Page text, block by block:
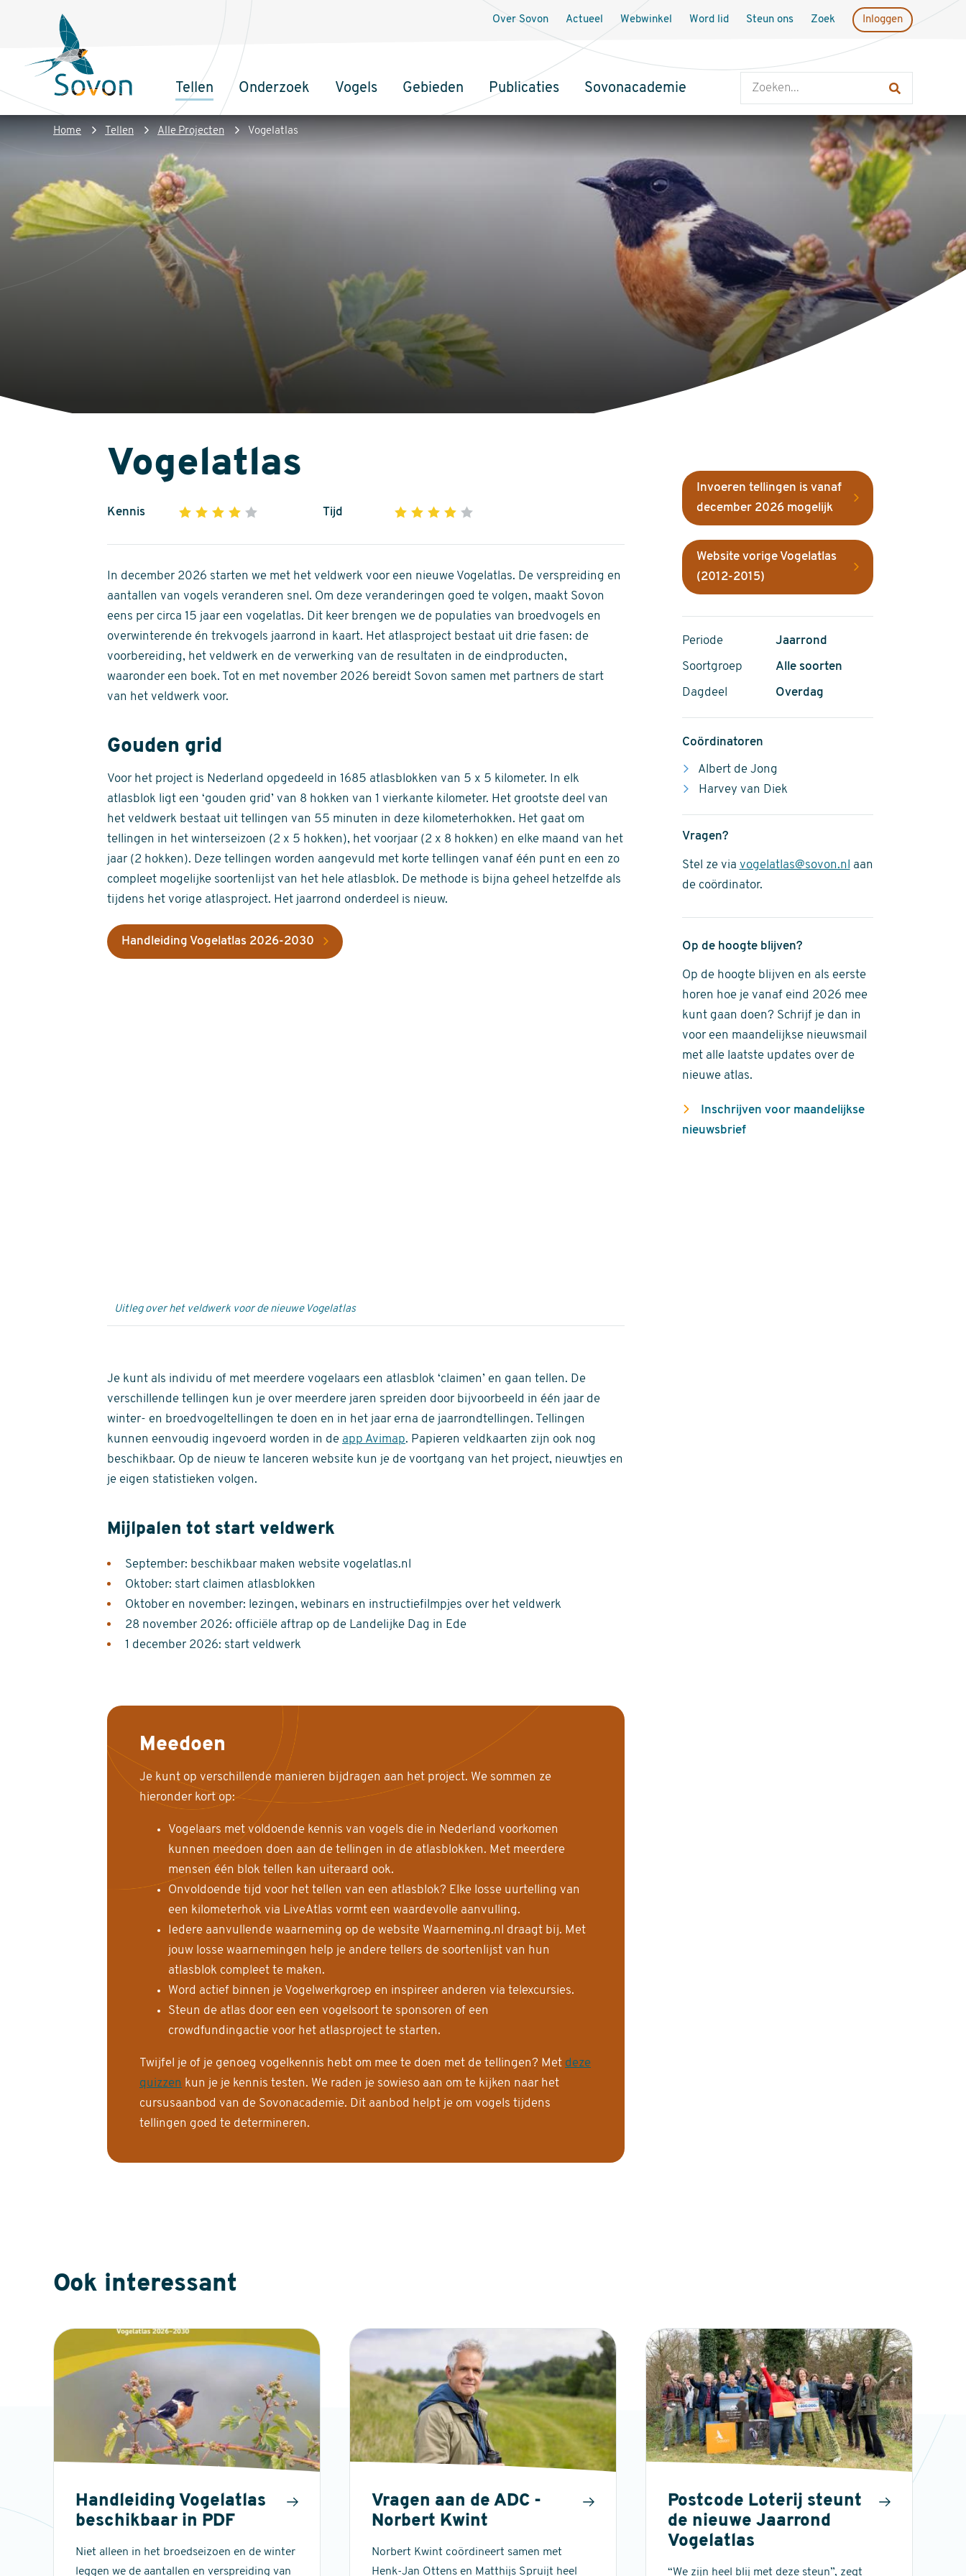
inhoud
Sovon
Homepage
Hoofdnavigatie
Tellen Onderzoek Vogels Gebieden Publicaties Sovonacademie
Over Sovon Actueel Webwinkel Word lid Steun ons Zoek Inloggen
Kruimelpad
Home Tellen Alle Projecten Vogelatlas
Vogelatlas
Kennis 1 2 3 4
of
5
stars
Tijd 1 2 3 4
of
5
stars
In december 2026 starten we met het veldwerk voor een nieuwe Vogelatlas. De verspreiding en
aantallen van vogels veranderen snel. Om deze veranderingen goed te volgen, maakt Sovon
eens per circa 15 jaar een vogelatlas. Dit keer brengen we de populaties van broedvogels en
overwinterende én trekvogels jaarrond in kaart. Het atlasproject bestaat uit drie fasen: de
voorbereiding, het veldwerk en de verwerking van de resultaten in de eindproducten,
waaronder een boek. Tot en met november 2026 bereidt Sovon samen met partners de start
van het veldwerk voor.
Gouden grid
Voor het project is Nederland opgedeeld in 1685 atlasblokken van 5 x 5 kilometer. In elk
atlasblok ligt een ‘gouden grid’ van 8 hokken van 1 vierkante kilometer. Het grootste deel van
het veldwerk bestaat uit tellingen van 55 minuten in deze kilometerhokken. Het gaat om
tellingen in het winterseizoen (2 x 5 hokken), het voorjaar (2 x 8 hokken) en elke maand van het
jaar (2 hokken). Deze tellingen worden aangevuld met korte tellingen vanaf één punt en een zo
compleet mogelijke soortenlijst van het hele atlasblok. De methode is bijna geheel hetzelfde als
tijdens het vorige atlasproject. Het jaarrond onderdeel is nieuw.
Handleiding Vogelatlas 2026-2030
Uitleg over het veldwerk voor de nieuwe Vogelatlas
Je kunt als individu of met meerdere vogelaars een atlasblok ‘claimen’ en gaan tellen. De
verschillende tellingen kun je over meerdere jaren spreiden door bijvoorbeeld in één jaar de
winter- en broedvogeltellingen te doen en in het jaar erna de jaarrondtellingen. Tellingen
kunnen eenvoudig ingevoerd worden in de app Avimap. Papieren veldkaarten zijn ook nog
beschikbaar. Op de nieuw te lanceren website kun je de voortgang van het project, nieuwtjes en
je eigen statistieken volgen.
Mijlpalen tot start veldwerk
September: beschikbaar maken website vogelatlas.nl
Oktober: start claimen atlasblokken
Oktober en november: lezingen, webinars en instructiefilmpjes over het veldwerk
28 november 2026: officiële aftrap op de Landelijke Dag in Ede
1 december 2026: start veldwerk
Meedoen
Je kunt op verschillende manieren bijdragen aan het project. We sommen ze
hieronder kort op:
Vogelaars met voldoende kennis van vogels die in Nederland voorkomen
kunnen meedoen doen aan de tellingen in de atlasblokken. Met meerdere
mensen één blok tellen kan uiteraard ook.
Onvoldoende tijd voor het tellen van een atlasblok? Elke losse uurtelling van
een kilometerhok via LiveAtlas vormt een waardevolle aanvulling.
Iedere aanvullende waarneming op de website Waarneming.nl draagt bij. Met
jouw losse waarnemingen help je andere tellers de soortenlijst van hun
atlasblok compleet te maken.
Word actief binnen je Vogelwerkgroep en inspireer anderen via telexcursies.
Steun de atlas door een een vogelsoort te sponsoren of een
crowdfundingactie voor het atlasproject te starten.
Twijfel je of je genoeg vogelkennis hebt om mee te doen met de tellingen? Met deze
quizzen kun je je kennis testen. We raden je sowieso aan om te kijken naar het
cursusaanbod van de Sovonacademie. Dit aanbod helpt je om vogels tijdens
tellingen goed te determineren.
Invoeren tellingen is vanaf
december 2026 mogelijk
Website vorige Vogelatlas
(2012-2015)
Periode Jaarrond
Soortgroep Alle soorten
Dagdeel Overdag
Coördinatoren
Albert de Jong
Harvey van Diek
Vragen?
Stel ze via vogelatlas@sovon.nl
aan
de coördinator.
Op de hoogte blijven?
Op de hoogte blijven en als eerste
horen hoe je vanaf eind 2026 mee
kunt gaan doen? Schrijf je dan in
voor een maandelijkse nieuwsmail
met alle laatste updates over de
nieuwe atlas.
Inschrijven voor maandelijkse
nieuwsbrief
Ook interessant
Handleiding Vogelatlas
beschikbaar in PDF
Niet alleen in het broedseizoen en de winter
leggen we de aantallen en verspreiding van
Vragen aan de ADC -
Norbert Kwint
Norbert Kwint coördineert samen met
Henk-Jan Ottens en Matthijs Spruijt heel
Postcode Loterij steunt
de nieuwe Jaarrond
Vogelatlas
“We zijn heel blij met deze steun”, zegt